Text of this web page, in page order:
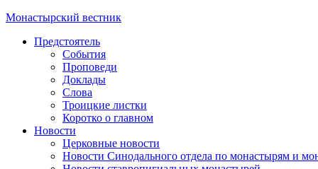
Монастырский вестник
Предстоятель
События
Проповеди
Доклады
Слова
Троицкие листки
Коротко о главном
Новости
Церковные новости
Новости Синодального отдела по монастырям и